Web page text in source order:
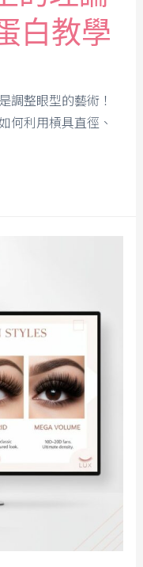
白教學
調整眼型的藝術！
何利用槓具直徑、